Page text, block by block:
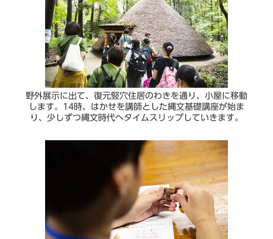
野外展示に出て、復元竪穴住居のわきを通り、小屋に移動
します。14時、はかせを講師とした縄文基礎講座が始ま
り、少しずつ縄文時代へタイムスリップしていきます。